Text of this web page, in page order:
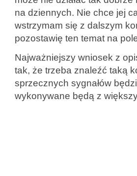
na dziennych. Nie chce jej
wstrzymam się z dalszym
pozostawię ten temat na
Najważniejszy wniosek z
tak, że trzeba znaleźć taką
sprzecznych sygnałów
wykonywane będą z